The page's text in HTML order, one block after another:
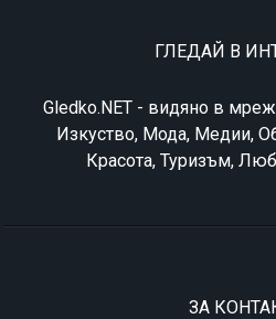
ГЛЕДАЙ В
Gledko.NET - видяно в
Изкуство, Мода, Медии,
Красота, Туризъм,
ЗА